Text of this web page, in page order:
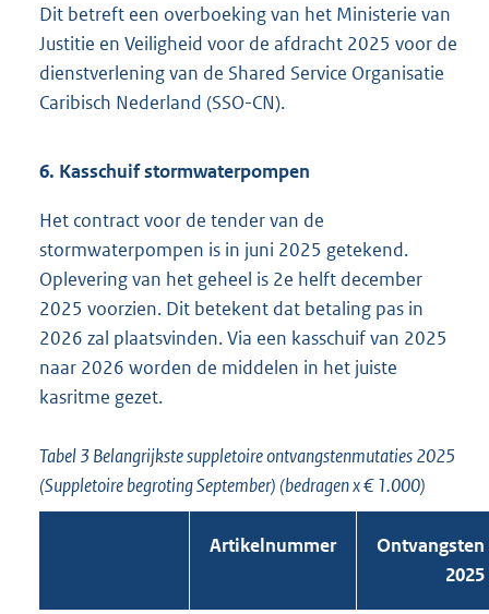
Dit betreft een overboeking van het Ministerie van
Justitie en Veiligheid voor de afdracht 2025 voor de
dienstverlening van de Shared Service Organisatie
Caribisch Nederland (SSO-CN).
6. Kasschuif stormwaterpompen
Het contract voor de tender van de
stormwaterpompen is in juni 2025 getekend.
Oplevering van het geheel is 2e helft december
2025 voorzien. Dit betekent dat betaling pas in
2026 zal plaatsvinden. Via een kasschuif van 2025
naar 2026 worden de middelen in het juiste
kasritme gezet.
Tabel 3 Belangrijkste suppletoire ontvangstenmutaties 2025
(Suppletoire begroting September) (bedragen x € 1.000)
Artikelnummer
Ontvangsten
2025